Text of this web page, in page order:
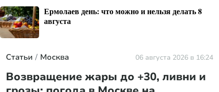
Ермолаев день: что можно и нельзя делать 8
августа
Статьи Москва 06 августа 2026 в 16:24
Возвращение жары до +30, ливни и